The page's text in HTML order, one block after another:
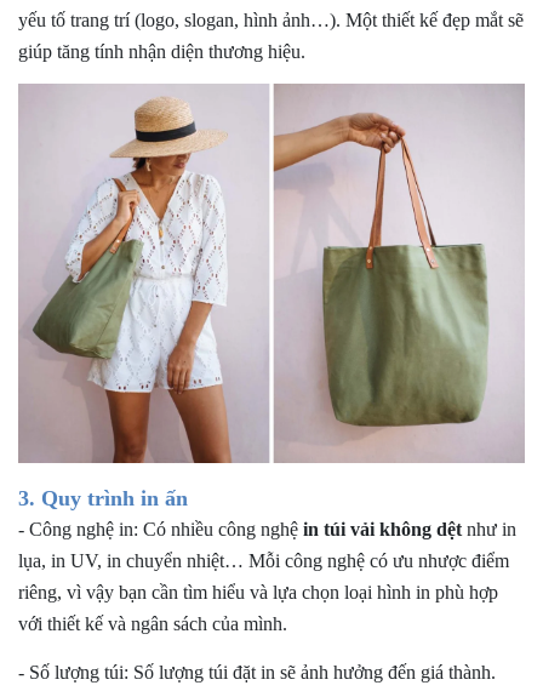
yếu tố trang trí (logo, slogan, hình ảnh…). Một thiết kế đẹp mắt sẽ
giúp tăng tính nhận diện thương hiệu.
3. Quy trình in ấn
- Công nghệ in: Có nhiều công nghệ in túi vải không dệtnhư in
lụa, in UV, in chuyển nhiệt… Mỗi công nghệ có ưu nhược điểm
riêng, vì vậy bạn cần tìm hiểu và lựa chọn loại hình in phù hợp
với thiết kế và ngân sách của mình.
- Số lượng túi: Số lượng túi đặt in sẽ ảnh hưởng đến giá thành.